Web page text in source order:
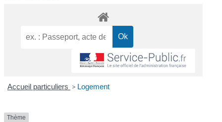
Accueil particuliers > Logement
Thème